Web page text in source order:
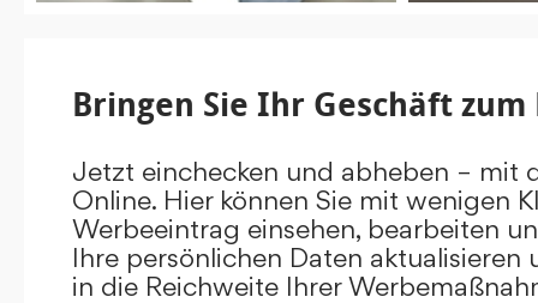
Bringen Sie Ihr Geschäft zum
Jetzt einchecken und abheben – mit
Online. Hier können Sie mit wenigen
Werbeeintrag einsehen, bearbeiten
Ihre persönlichen Daten aktualisieren
in die Reichweite Ihrer